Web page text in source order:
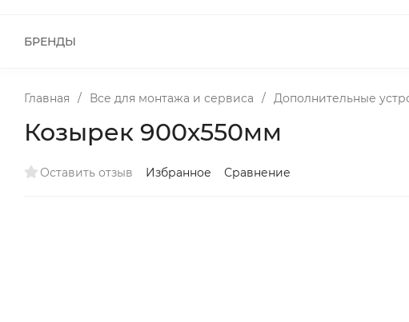
БРЕНДЫ
Главная / Все для монтажа и сервиса / Дополнительные
Козырек 900х550мм
Оставить отзыв Избранное Сравнение